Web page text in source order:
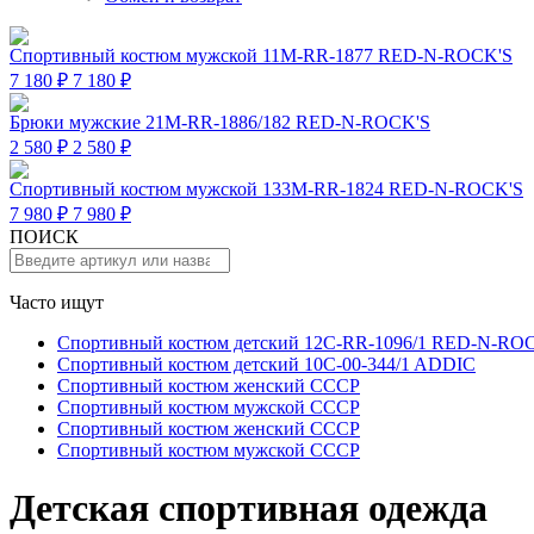
Спортивный костюм мужской 11M-RR-1877 RED-N-ROCK'S
7 180 ₽ 7 180 ₽
Брюки мужские 21M-RR-1886/182 RED-N-ROCK'S
2 580 ₽ 2 580 ₽
Спортивный костюм мужской 133M-RR-1824 RED-N-ROCK'S
7 980 ₽ 7 980 ₽
ПОИСК
Часто ищут
Спортивный костюм детский 12C-RR-1096/1 RED-N-
Спортивный костюм детский 10C-00-344/1 ADDIC
Спортивный костюм женский СССР
Спортивный костюм мужской СССР
Спортивный костюм женский СССР
Спортивный костюм мужской СССР
Детская спортивная одежда